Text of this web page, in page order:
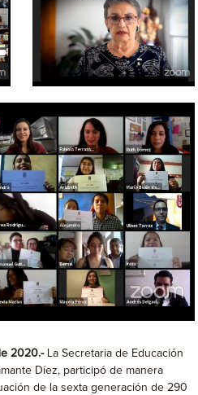
2020.-La Secretaria de Educación
Díez, participó de manera
de la sexta generación de 290